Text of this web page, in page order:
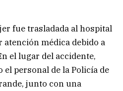
fue trasladada al hospital
atención médica debido a
el lugar del accidente,
personal de la Policía de
junto con una